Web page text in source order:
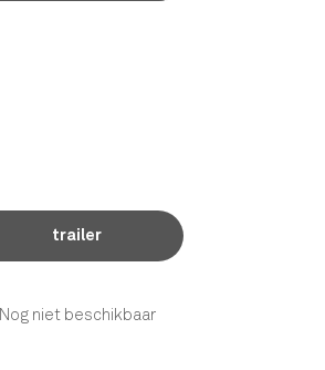
trailer
Nog niet beschikbaar